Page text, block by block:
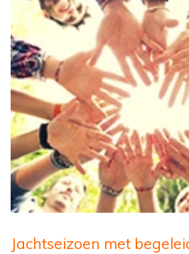
Jachtseizoen met